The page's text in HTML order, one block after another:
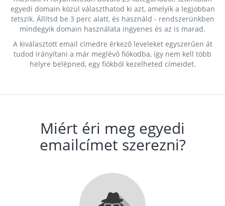
egyedi domain közül választhatod ki azt, amelyik a legjobban
tetszik. Állítsd be 3 perc alatt, és használd - rendszerünkben
mindegyik domain használata ingyenes és az is marad.
A kiválasztott email címedre érkező leveleket egyszerűen át
tudod irányítani a már meglévő fiókodba, így nem kell több
helyre belépned, egy fiókból kezelheted címeidet.
Miért éri meg egyedi
emailcímet szerezni?